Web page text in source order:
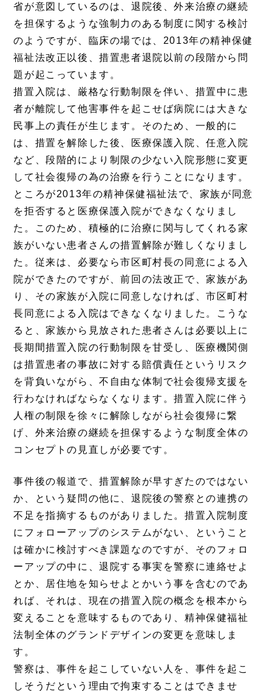
省が意図しているのは、退院後、外来治療の継続
を担保するような強制力のある制度に関する検討
のようですが、臨床の場では、2013年の精神保健
福祉法改正以後、措置患者退院以前の段階から問
題が起こっています。
措置入院は、厳格な行動制限を伴い、措置中に患
者が離院して他害事件を起こせば病院には大きな
民事上の責任が生じます。そのため、一般的に
は、措置を解除した後、医療保護入院、任意入院
など、段階的により制限の少ない入院形態に変更
して社会復帰の為の治療を行うことになります。
ところが2013年の精神保健福祉法で、家族が同意
を拒否すると医療保護入院ができなくなりまし
た。このため、積極的に治療に関与してくれる家
族がいない患者さんの措置解除が難しくなりまし
た。従来は、必要なら市区町村長の同意による入
院ができたのですが、前回の法改正で、家族があ
り、その家族が入院に同意しなければ、市区町村
長同意による入院はできなくなりました。こうな
ると、家族から見放された患者さんは必要以上に
長期間措置入院の行動制限を甘受し、医療機関側
は措置患者の事故に対する賠償責任というリスク
を背負いながら、不自由な体制で社会復帰支援を
行わなければならなくなります。措置入院に伴う
人権の制限を徐々に解除しながら社会復帰に繋
げ、外来治療の継続を担保するような制度全体の
コンセプトの見直しが必要です。
事件後の報道で、措置解除が早すぎたのではない
か、という疑問の他に、退院後の警察との連携の
不足を指摘するものがありました。措置入院制度
にフォローアップのシステムがない、ということ
は確かに検討すべき課題なのですが、そのフォロ
ーアップの中に、退院する事実を警察に連絡せよ
とか、居住地を知らせよとかいう事を含むのであ
れば、それは、現在の措置入院の概念を根本から
変えることを意味するものであり、精神保健福祉
法制全体のグランドデザインの変更を意味しま
す。
警察は、事件を起こしていない人を、事件を起こ
しそうだという理由で拘束することはできませ